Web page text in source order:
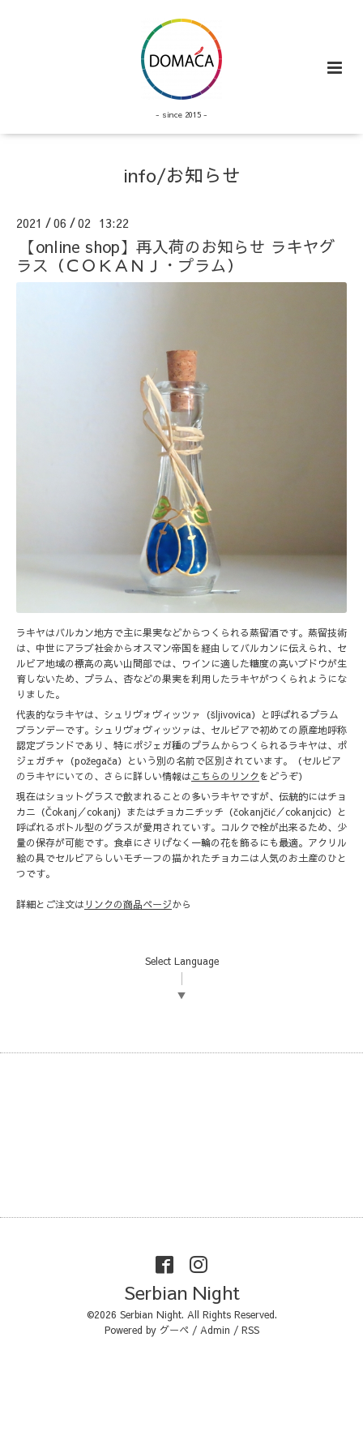
- since 2015 -
info/お知らせ
2021 /06 /02 13:22
【online shop】再入荷のお知らせ ラキヤグ
ラス（ＣＯＫＡＮＪ・プラム）
ラキヤはバルカン地方で主に果実などからつくられる蒸留酒です。蒸留技術
は、中世にアラブ社会からオスマン帝国を経由してバルカンに伝えられ、セ
ルビア地域の標高の高い山間部では、ワインに適した糖度の高いブドウが生
育しないため、プラム、杏などの果実を利用したラキヤがつくられようにな
りました。
代表的なラキヤは、シュリヴォヴィッツァ（šljivovica）と呼ばれるプラム
ブランデーです。シュリヴォヴィッツァは、セルビアで初めての原産地呼称
認定ブランドであり、特にポジェガ種のプラムからつくられるラキヤは、ポ
ジェガチャ（požegača）という別の名前で区別されています。（セルビア
のラキヤにいての、さらに詳しい情報はこちらのリンク をどうぞ）
現在はショットグラスで飲まれることの多いラキヤですが、伝統的にはチョ
カニ（Čokanj／cokanj）またはチョカニチッチ（čokanjčić／cokanjcic）と
呼ばれるボトル型のグラスが愛用されていす。コルクで栓が出来るため、少
量の保存が可能です。食卓にさりげなく一輪の花を飾るにも最適。アクリル
絵の具でセルビアらしいモチーフの描かれたチョカニは人気のお土産のひと
つです。
詳細とご注文は リンクの商品ページから
Select Language
▼
Serbian Night
©2026 Serbian Night. All Rights Reserved.
Powered by グーペ/ Admin / RSS